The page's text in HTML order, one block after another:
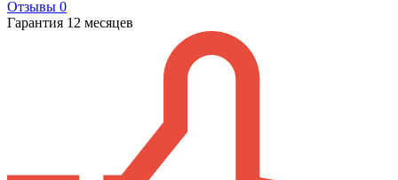
Отзывы 0
Гарантия 12 месяцев